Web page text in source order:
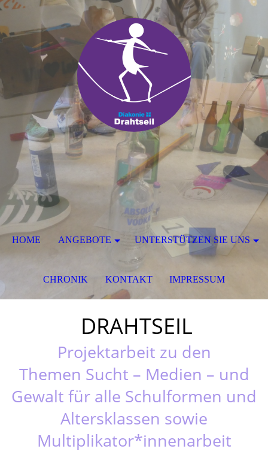
DRAHTSEIL
Projektarbeit zu den
Themen Sucht – Medien – und
Gewalt für alle Schulformen und
Altersklassen sowie
Multiplikator*innenarbeit
HOME ANGEBOTE UNTERSTÜTZEN SIE UNS
CHRONIK KONTAKT IMPRESSUM